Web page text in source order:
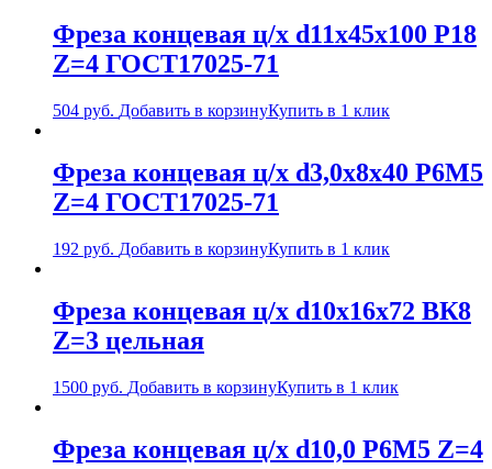
Фреза концевая ц/х d11х45х100 Р18
Z=4 ГОСТ17025-71
504 руб. Добавить в корзинуКупить в 1 клик
Фреза концевая ц/х d3,0х8х40 Р6М5
Z=4 ГОСТ17025-71
192 руб. Добавить в корзинуКупить в 1 клик
Фреза концевая ц/х d10х16х72 ВК8
Z=3 цельная
1500 руб. Добавить в корзинуКупить в 1 клик
Фреза концевая ц/х d10,0 Р6М5 Z=4